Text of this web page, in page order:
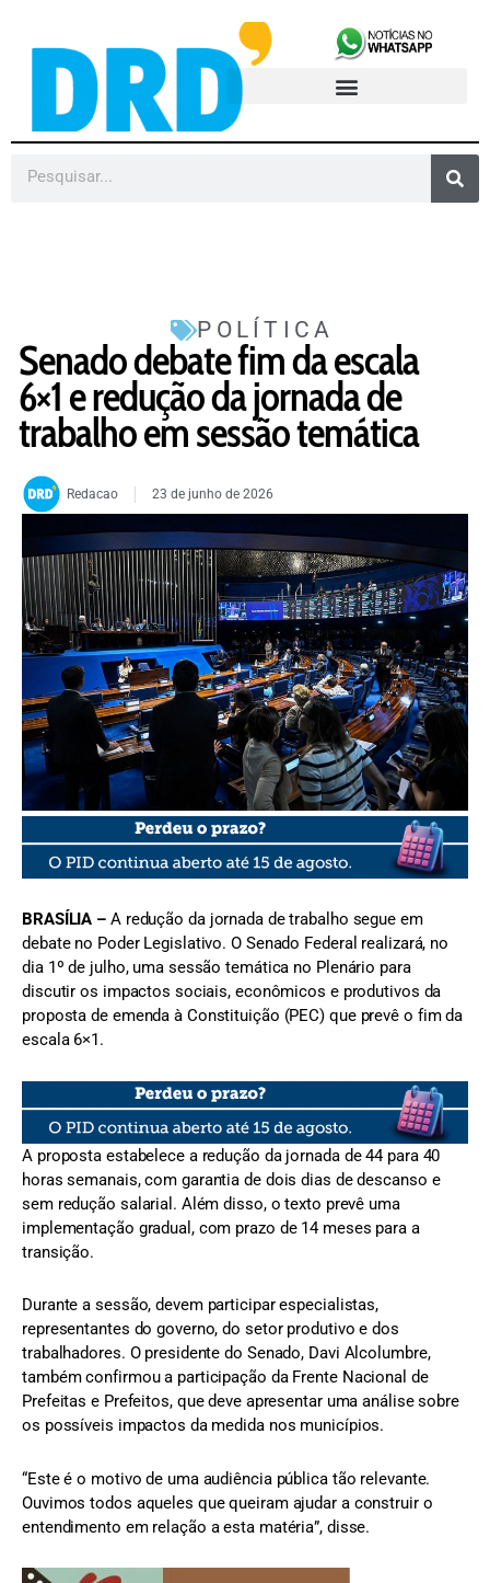
POLÍTICA
Senado debate fim da escala
6×1 e redução da jornada de
trabalho em sessão temática
Redacao 23 de junho de 2026
FOTO: Carlos Moura/Agência Senado
BRASÍLIA – A redução da jornada de trabalho segue em
debate no Poder Legislativo. O Senado Federal realizará, no
dia 1º de julho, uma sessão temática no Plenário para
discutir os impactos sociais, econômicos e produtivos da
proposta de emenda à Constituição (PEC) que prevê o fim da
escala 6×1.
A proposta estabelece a redução da jornada de 44 para 40
horas semanais, com garantia de dois dias de descanso e
sem redução salarial. Além disso, o texto prevê uma
implementação gradual, com prazo de 14 meses para a
transição.
Durante a sessão, devem participar especialistas,
representantes do governo, do setor produtivo e dos
trabalhadores. O presidente do Senado, Davi Alcolumbre,
também confirmou a participação da Frente Nacional de
Prefeitas e Prefeitos, que deve apresentar uma análise sobre
os possíveis impactos da medida nos municípios.
“Este é o motivo de uma audiência pública tão relevante.
Ouvimos todos aqueles que queiram ajudar a construir o
entendimento em relação a esta matéria”, disse.